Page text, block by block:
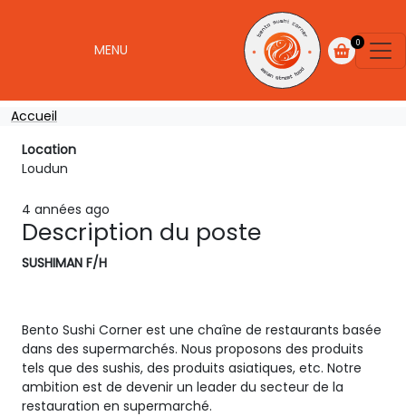
NOS CARTE
MENU 0
Fil d'Ariane
Accueil
Location
Loudun
4 années ago
Description du poste
SUSHIMAN F/H
Bento Sushi Corner est une chaîne de restaurants basée
dans des supermarchés. Nous proposons des produits
tels que des sushis, des produits asiatiques, etc. Notre
ambition est de devenir un leader du secteur de la
restauration en supermarché.